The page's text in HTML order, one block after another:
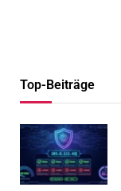
Top-Beiträge